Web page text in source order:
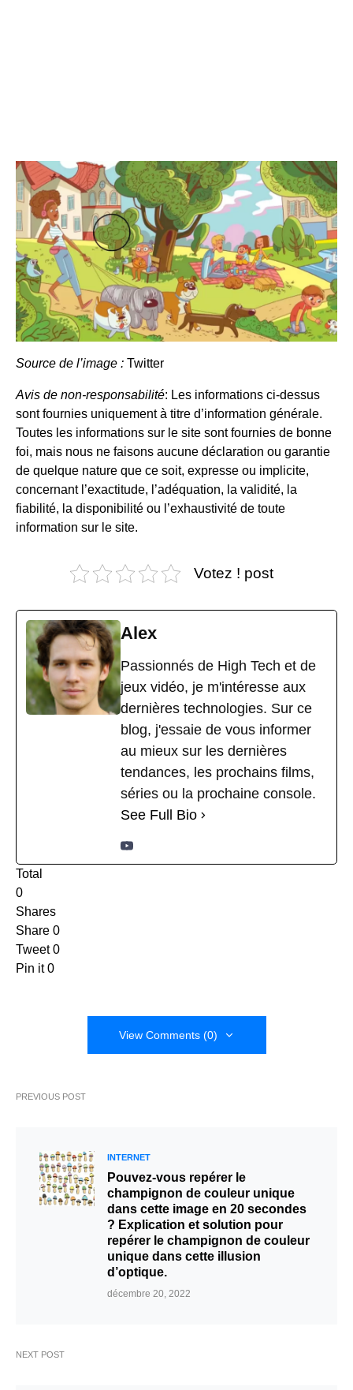
Source de l’image : Twitter
Avis de non-responsabilité: Les informations ci-dessus
sont fournies uniquement à titre d’information générale.
Toutes les informations sur le site sont fournies de bonne
foi, mais nous ne faisons aucune déclaration ou garantie
de quelque nature que ce soit, expresse ou implicite,
concernant l’exactitude, l’adéquation, la validité, la
fiabilité, la disponibilité ou l’exhaustivité de toute
information sur le site.
Votez ! post
Alex
Passionnés de High Tech et de
jeux vidéo, je m'intéresse aux
dernières technologies. Sur ce
blog, j'essaie de vous informer
au mieux sur les dernières
tendances, les prochains films,
séries ou la prochaine console.
See Full Bio
Total
0
Shares
Share 0
Tweet 0
Pin it 0
View Comments (0)
PREVIOUS POST
INTERNET
Pouvez-vous repérer le
champignon de couleur unique
dans cette image en 20 secondes
? Explication et solution pour
repérer le champignon de couleur
unique dans cette illusion
d’optique.
décembre 20, 2022
NEXT POST